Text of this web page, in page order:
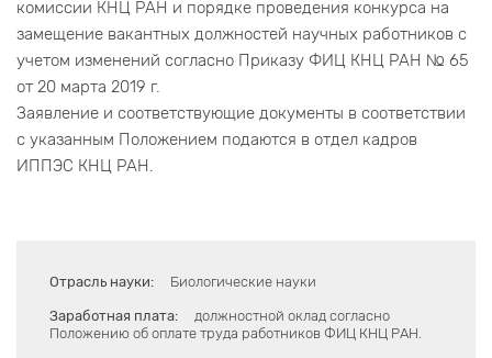
комиссии КНЦ РАН и порядке проведения конкурса на
замещение вакантных должностей научных работников с
учетом изменений согласно Приказу ФИЦ КНЦ РАН № 65
от 20 марта 2019 г.
Заявление и соответствующие документы в соответствии
с указанным Положением подаются в отдел кадров
ИППЭС КНЦ РАН.
Отрасль науки: Биологические науки
Заработная плата:
должностной оклад согласно
Положению об оплате труда работников ФИЦ КНЦ РАН.